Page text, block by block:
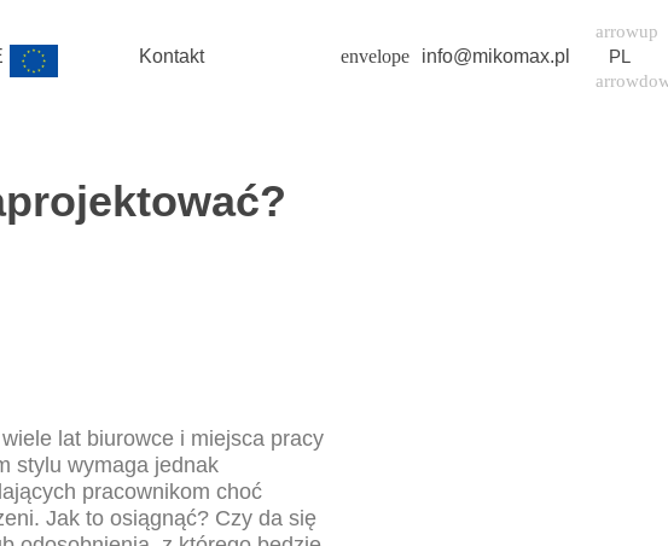
Kontakt info@mikomax.pl PL
office
lat biurowce i miejsca pracy
stylu wymaga jednak
pracownikom choć
Jak to osiągnąć? Czy da się